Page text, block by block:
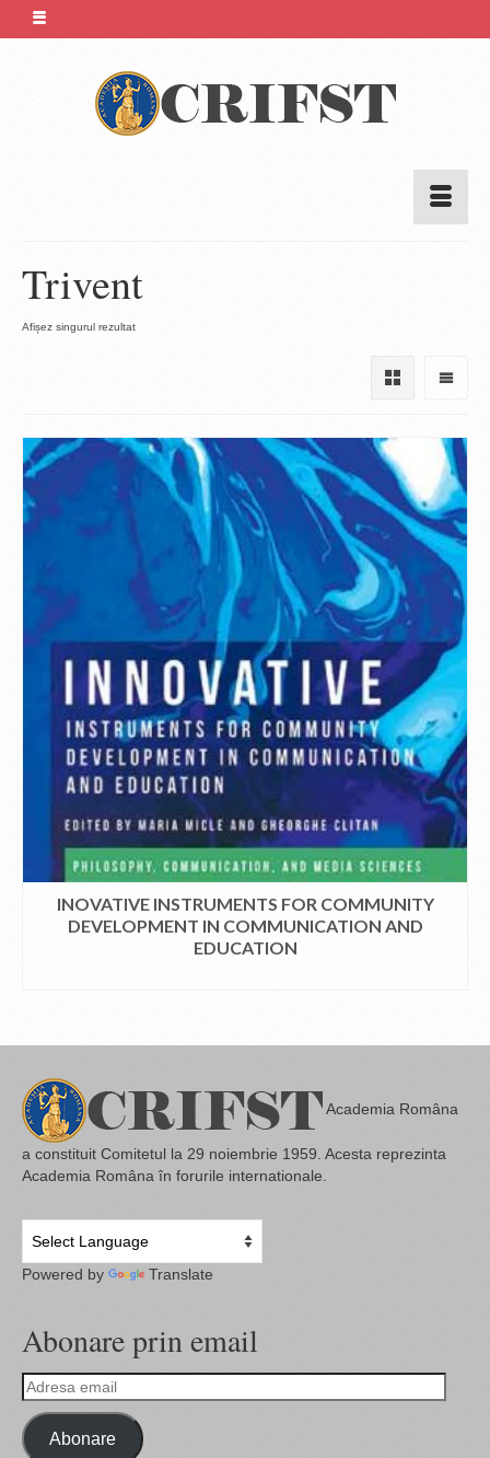
Trivent
Afișez singurul rezultat
INOVATIVE INSTRUMENTS FOR COMMUNITY
DEVELOPMENT IN COMMUNICATION AND
EDUCATION
Academia Româna
a constituit Comitetul la 29 noiembrie 1959. Acesta reprezinta
Academia Româna în forurile internationale.
Powered by Translate
Abonare prin email
Adresa
email
Abonare